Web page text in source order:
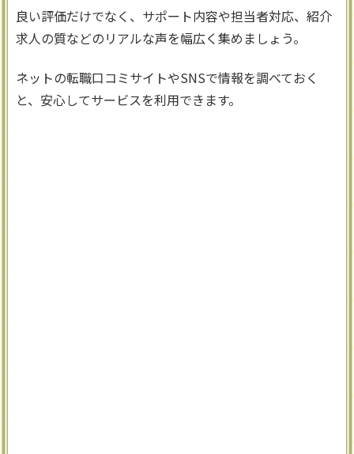
良い評価だけでなく、サポート内容や担当者対応、紹介
求人の質などのリアルな声を幅広く集めましょう。
ネットの転職口コミサイトやSNSで情報を調べておく
と、安心してサービスを利用できます。